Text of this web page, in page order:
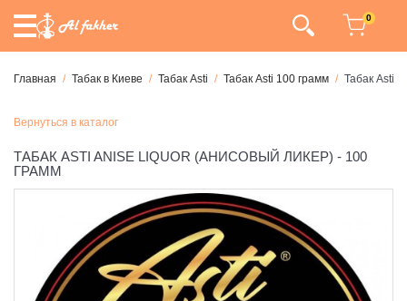
0
Главная Табак в Киеве Табак Asti Табак Asti 100 грамм Табак Asti
Вернуться в каталог
ТАБАК ASTI ANISE LIQUOR (АНИСОВЫЙ ЛИКЕР) - 100
ГРАММ